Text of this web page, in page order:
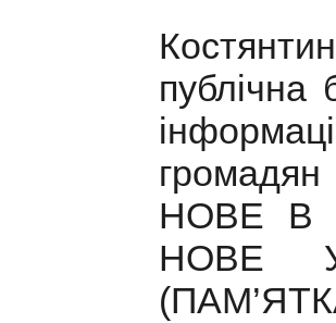
публічна
НОВЕ В
НОВЕ У